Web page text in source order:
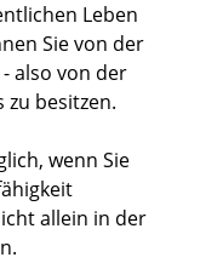
Leben
Sie von der
also von der
zu besitzen.
wenn Sie
allein in der